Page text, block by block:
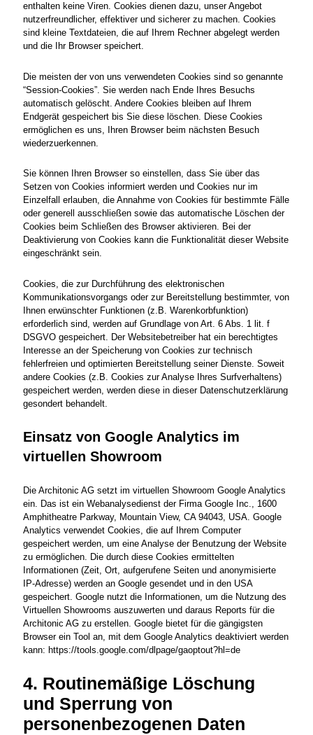
enthalten keine Viren. Cookies dienen dazu, unser Angebot
nutzerfreundlicher, effektiver und sicherer zu machen. Cookies
sind kleine Textdateien, die auf Ihrem Rechner abgelegt werden
und die Ihr Browser speichert.
Die meisten der von uns verwendeten Cookies sind so genannte
“Session-Cookies”. Sie werden nach Ende Ihres Besuchs
automatisch gelöscht. Andere Cookies bleiben auf Ihrem
Endgerät gespeichert bis Sie diese löschen. Diese Cookies
ermöglichen es uns, Ihren Browser beim nächsten Besuch
wiederzuerkennen.
Sie können Ihren Browser so einstellen, dass Sie über das
Setzen von Cookies informiert werden und Cookies nur im
Einzelfall erlauben, die Annahme von Cookies für bestimmte Fälle
oder generell ausschließen sowie das automatische Löschen der
Cookies beim Schließen des Browser aktivieren. Bei der
Deaktivierung von Cookies kann die Funktionalität dieser Website
eingeschränkt sein.
Cookies, die zur Durchführung des elektronischen
Kommunikationsvorgangs oder zur Bereitstellung bestimmter, von
Ihnen erwünschter Funktionen (z.B. Warenkorbfunktion)
erforderlich sind, werden auf Grundlage von Art. 6 Abs. 1 lit. f
DSGVO gespeichert. Der Websitebetreiber hat ein berechtigtes
Interesse an der Speicherung von Cookies zur technisch
fehlerfreien und optimierten Bereitstellung seiner Dienste. Soweit
andere Cookies (z.B. Cookies zur Analyse Ihres Surfverhaltens)
gespeichert werden, werden diese in dieser Datenschutzerklärung
gesondert behandelt.
Einsatz von Google Analytics im
virtuellen Showroom
Die Architonic AG setzt im virtuellen Showroom Google Analytics
ein. Das ist ein Webanalysedienst der Firma Google Inc., 1600
Amphitheatre Parkway, Mountain View, CA 94043, USA. Google
Analytics verwendet Cookies, die auf Ihrem Computer
gespeichert werden, um eine Analyse der Benutzung der Website
zu ermöglichen. Die durch diese Cookies ermittelten
Informationen (Zeit, Ort, aufgerufene Seiten und anonymisierte
IP-Adresse) werden an Google gesendet und in den USA
gespeichert. Google nutzt die Informationen, um die Nutzung des
Virtuellen Showrooms auszuwerten und daraus Reports für die
Architonic AG zu erstellen. Google bietet für die gängigsten
Browser ein Tool an, mit dem Google Analytics deaktiviert werden
kann: https://tools.google.com/dlpage/gaoptout?hl=de
4. Routinemäßige Löschung
und Sperrung von
personenbezogenen Daten